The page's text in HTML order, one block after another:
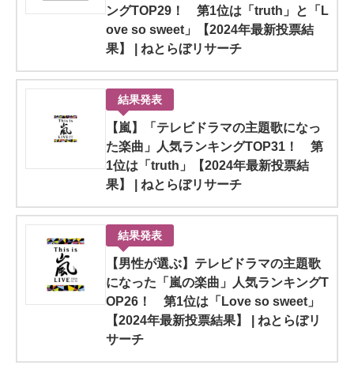
ングTOP29！ 第1位は「truth」と「L
ove so sweet」【2024年最新投票結
果】 | ねとらぼリサーチ
結果発表
【嵐】「テレビドラマの主題歌になっ
た楽曲」人気ランキングTOP31！ 第
1位は「truth」【2024年最新投票結
果】 | ねとらぼリサーチ
結果発表
【男性が選ぶ】テレビドラマの主題歌
になった「嵐の楽曲」人気ランキングT
OP26！ 第1位は「Love so sweet」
【2024年最新投票結果】 | ねとらぼリ
サーチ